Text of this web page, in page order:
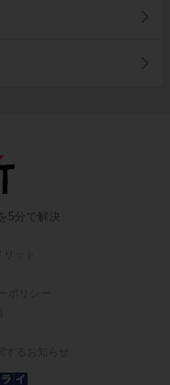
5分で解決